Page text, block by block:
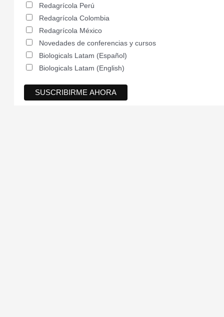
Redagrícola Perú
Redagrícola Colombia
Redagrícola México
Novedades de conferencias y cursos
Biologicals Latam (Español)
Biologicals Latam (English)